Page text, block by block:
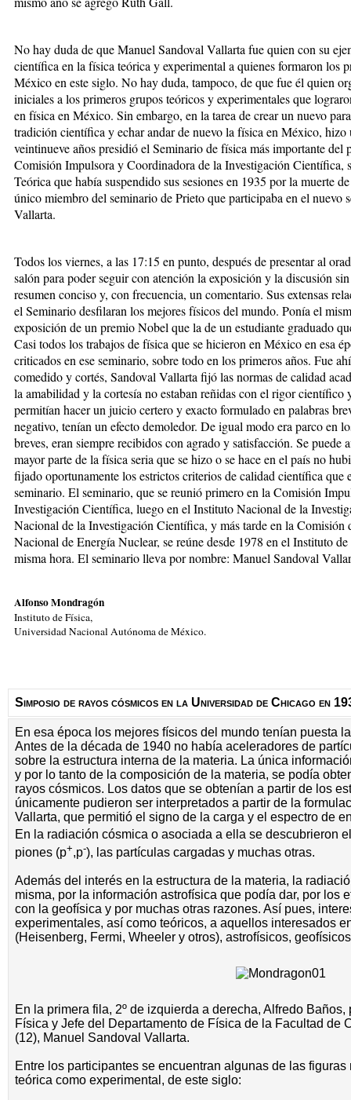
No hay duda de que Manuel Sandoval Vallarta fue quien con su
científica en la física teórica y experimental a quienes formaron los
México en este siglo. No hay duda, tampoco, de que fue él quien
iniciales a los primeros grupos teóricos y experimentales que
en física en México. Sin embargo, en la tarea de crear un nuevo
tradición científica y echar andar de nuevo la física en México,
veintinueve años presidió el Seminario de física más importante del
Comisión Impulsora y Coordinadora de la Investigación Científica,
Teórica que había suspendido sus sesiones en 1935 por la muerte
único miembro del seminario de Prieto que participaba en el nuevo
Vallarta.
Todos los viernes, a las 17:15 en punto, después de presentar al
salón para poder seguir con atención la exposición y la discusión
resumen conciso y, con frecuencia, un comentario. Sus extensas
el Seminario desfilaran los mejores físicos del mundo. Ponía el
exposición de un premio Nobel que la de un estudiante graduado
Casi todos los trabajos de física que se hicieron en México en esa
criticados en ese seminario, sobre todo en los primeros años. Fue
comedido y cortés, Sandoval Vallarta fijó las normas de calidad
la amabilidad y la cortesía no estaban reñidas con el rigor
permitían hacer un juicio certero y exacto formulado en palabras
negativo, tenían un efecto demoledor. De igual modo era parco en
breves, eran siempre recibidos con agrado y satisfacción. Se puede
mayor parte de la física seria que se hizo o se hace en el país no
fijado oportunamente los estrictos criterios de calidad científica que
seminario. El seminario, que se reunió primero en la Comisión
Investigación Científica, luego en el Instituto Nacional de la
Nacional de la Investigación Científica, y más tarde en la
Nacional de Energía Nuclear, se reúne desde 1978 en el Instituto
misma hora. El seminario lleva por nombre: Manuel Sandoval
Alfonso Mondragón
Instituto de Física,
Universidad Nacional Autónoma de México.
Simposio de rayos cósmicos en la Universidad de Chicago en
En esa época los mejores físicos del mundo tenían puesta
Antes de la década de 1940 no había aceleradores de
sobre la estructura interna de la materia. La única
y por lo tanto de la composición de la materia, se podía
rayos cósmicos. Los datos que se obtenían a partir de los
únicamente pudieron ser interpretados a partir de la
Vallarta, que permitió el signo de la carga y el espectro de
En la radiación cósmica o asociada a ella se descubrieron
piones (p+,p-), las partículas cargadas y muchas otras.
Además del interés en la estructura de la materia, la
misma, por la información astrofísica que podía dar, por los
con la geofísica y por muchas otras razones. Así pues,
experimentales, así como teóricos, a aquellos interesados
(Heisenberg, Fermi, Wheeler y otros), astrofísicos,
En la primera fila, 2º de izquierda a derecha, Alfredo
Física y Jefe del Departamento de Física de la Facultad de
(12), Manuel Sandoval Vallarta.
Entre los participantes se encuentran algunas de las
teórica como experimental, de este siglo: